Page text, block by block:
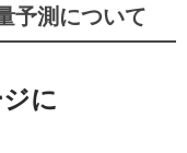
予測について
に